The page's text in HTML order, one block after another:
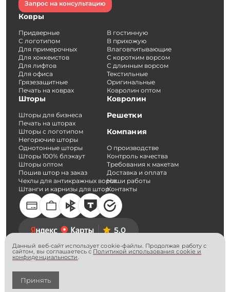
Запрос на консультацию
Ковры
Придверные
С логотипом
Для примерочных
Для хоккеистов
Для лифтов
Для офиса
Грязезащитные
Печать на коврах
В гостинную
В прихожую
Влаговпитывающие
С коротким ворсом
С длинным ворсом
Текстильные
Оригинальные
Ковролин оптом
Шторы
Шторы для бизнеса
Печать на шторах
Шторы с логотипом
Негорючие шторы
Однотонные шторы
Шторы 100% блэкаут
Шторы оптом
Пошив штор на заказ
Чехлы для антикражных ворот
Штанги и карнизы для штор
Ковролин
Решетки
Компания
О производстве
Контроль качества
Требования к макетам
Доставка и оплата
Наши работы
Контакты
5.0
© Вельвет-Про. 2026
ИП Никитин А.С.
Политика конфиденциальности
Данный веб-сайт использует cookie-файлы. Продолжая работу с
сайтом, вы соглашаетесь с Политикой использования cookie и
конфиденциальности.
Принять